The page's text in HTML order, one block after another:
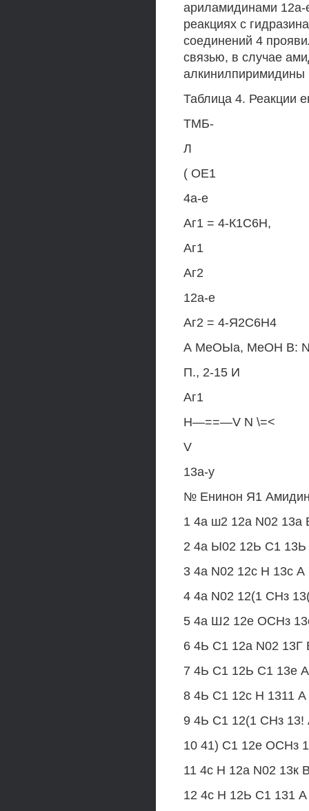
ариламидинами 12а-
реакциях с
соединений 4
связью, в случае
алкинилпиримидины
Таблица 4. Реакции
ТМБ-
Л
( ОЕ1
4а-е
Аг1 = 4-К1С6Н,
Аг1
Аг2
12а-е
Аг2 = 4-Я2С6Н4
А МеОЫа, МеОН В:
П., 2-15 И
Аг1
Н—==—V N \=<
V
13а-у
№ Енинон Я1
1 4а ш2 12а N02 13а
2 4а Ы02 12Ь С1 13Ь
3 4а N02 12с Н 13с А
4 4а N02 12(1 СНз
5 4а Ш2 12е ОСНз
6 4Ь С1 12а N02 13Г
7 4Ь С1 12Ь С1 13е
8 4Ь С1 12с Н 1311 А
9 4Ь С1 12(1 СНз 13!
10 41) С1 12е ОСНз
11 4с Н 12а N02 13к
12 4с Н 12Ь С1 131 А